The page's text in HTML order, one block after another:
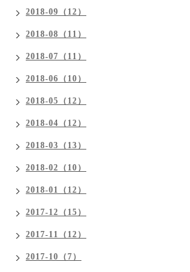
2018-09（12）
2018-08（11）
2018-07（11）
2018-06（10）
2018-05（12）
2018-04（12）
2018-03（13）
2018-02（10）
2018-01（12）
2017-12（15）
2017-11（12）
2017-10（7）